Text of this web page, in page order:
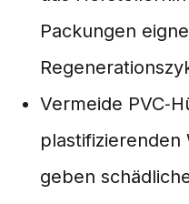
Packungen
Vermeide
plastifizierenden
geben